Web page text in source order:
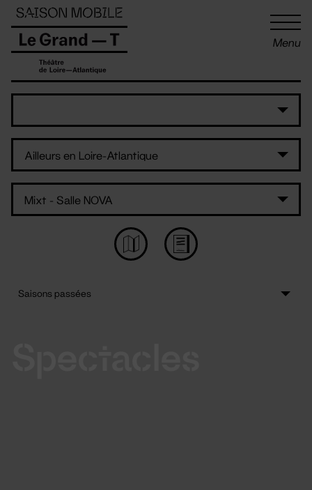
Menu
Panneau de gestion des cookies